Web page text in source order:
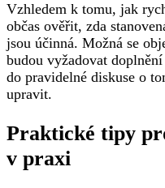
Vzhledem k tomu, jak
občas ověřit, zda
jsou účinná. Možná se
budou vyžadovat
do pravidelné diskuse o
upravit.
Praktické tipy
v praxi